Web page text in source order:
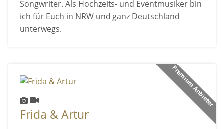
Songwriter. Als Hochzeits- und Eventmusiker bin
ich für Euch in NRW und ganz Deutschland
unterwegs.
Premium Anbieter
Frida & Artur